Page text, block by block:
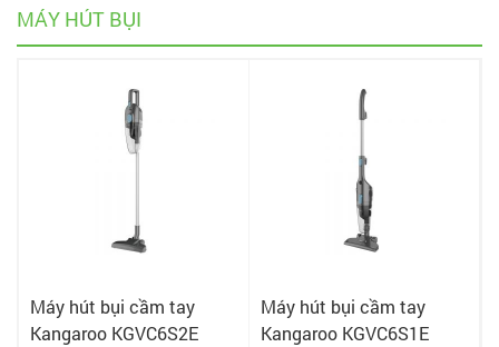
MÁY HÚT BỤI
Máy hút bụi cầm tay
Kangaroo KGVC6S2E
Máy hút bụi cầm tay
Kangaroo KGVC6S1E